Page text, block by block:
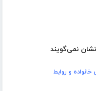
نمی‌گویند
و روابط